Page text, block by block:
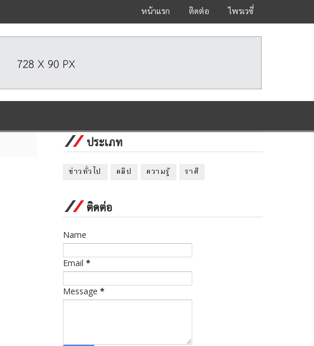
หน้าแรก ติดต่อ ไพรเวซี่
ประเภท
ข่าวทั่วไป คลิป ความรู้ ราศี
ติดต่อ
Name
Email *
Message *